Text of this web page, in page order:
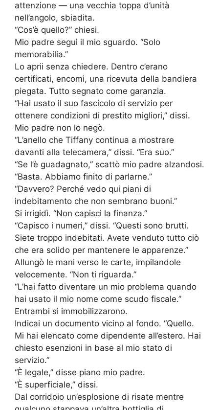
attenzione — una vecchia toppa d’unità
nell’angolo, sbiadita.
“Cos’è quello?” chiesi.
Mio padre seguì il mio sguardo. “Solo
memorabilia.”
Lo aprii senza chiedere. Dentro c’erano
certificati, encomi, una ricevuta della bandiera
piegata. Tutto segnato come garanzia.
“Hai usato il suo fascicolo di servizio per
ottenere condizioni di prestito migliori,” dissi.
Mio padre non lo negò.
“L’anello che Tiffany continua a mostrare
davanti alla telecamera,” dissi. “Era suo.”
“Se l’è guadagnato,” scattò mio padre alzandosi.
“Basta. Abbiamo finito di parlarne.”
“Davvero? Perché vedo qui piani di
indebitamento che non sembrano buoni.”
Si irrigidì. “Non capisci la finanza.”
“Capisco i numeri,” dissi. “Questi sono brutti.
Siete troppo indebitati. Avete venduto tutto ciò
che era solido per mantenere le apparenze.”
Allungò le mani verso le carte, impilandole
velocemente. “Non ti riguarda.”
“L’hai fatto diventare un mio problema quando
hai usato il mio nome come scudo fiscale.”
Entrambi si immobilizzarono.
Indicai un documento vicino al fondo. “Quello.
Mi hai elencato come dipendente all’estero. Hai
chiesto esenzioni in base al mio stato di
servizio.”
“È legale,” disse piano mio padre.
“È superficiale,” dissi.
Dal corridoio un’esplosione di risate mentre